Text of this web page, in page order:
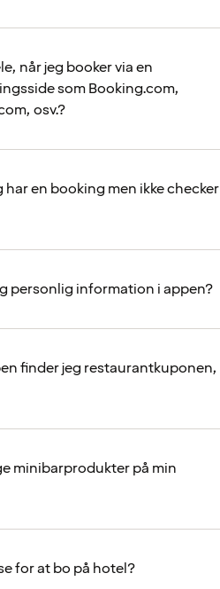
når jeg booker via en
som Booking.com,
osv.?
har en booking men ikke checker
personlig information i appen?
finder jeg restaurantkuponen,
minibarprodukter på min
for at bo på hotel?